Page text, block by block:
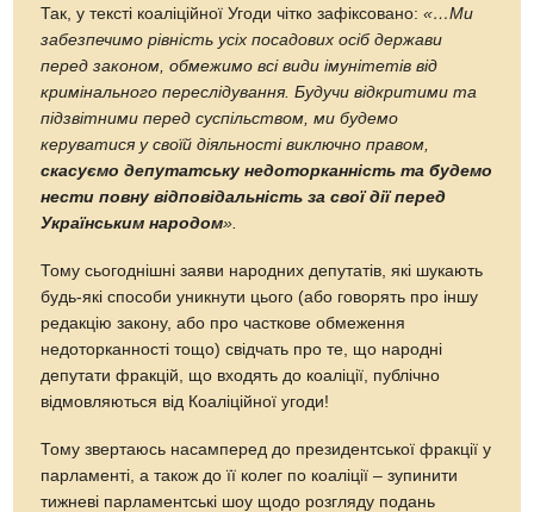
Так, у тексті коаліційної Угоди чітко зафіксовано:«…Ми
забезпечимо рівність усіх посадових осіб держави
перед законом, обмежимо всі види імунітетів від
кримінального переслідування. Будучи відкритими та
підзвітними перед суспільством, ми будемо
керуватися у своїй діяльності виключно правом,
скасуємо депутатську недоторканність та будемо
нести повну відповідальність за свої дії перед
Українським народом».
Тому сьогоднішні заяви народних депутатів, які шукають
будь-які способи уникнути цього (або говорять про іншу
редакцію закону, або про часткове обмеження
недоторканності тощо) свідчать про те, що народні
депутати фракцій, що входять до коаліції, публічно
відмовляються від Коаліційної угоди!
Тому звертаюсь насамперед до президентської фракції у
парламенті, а також до її колег по коаліції – зупинити
тижневі парламентські шоу щодо розгляду подань